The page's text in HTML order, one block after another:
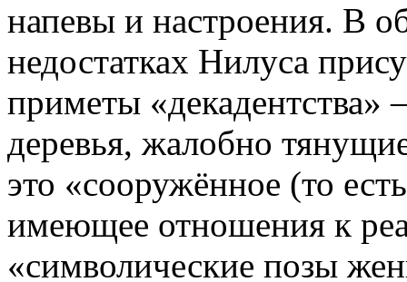
напевы и настроения. В
недостатках Нилуса
приметы «декадентства»
деревья, жалобно
это «сооружённое (то
имеющее отношения к
«символические позы